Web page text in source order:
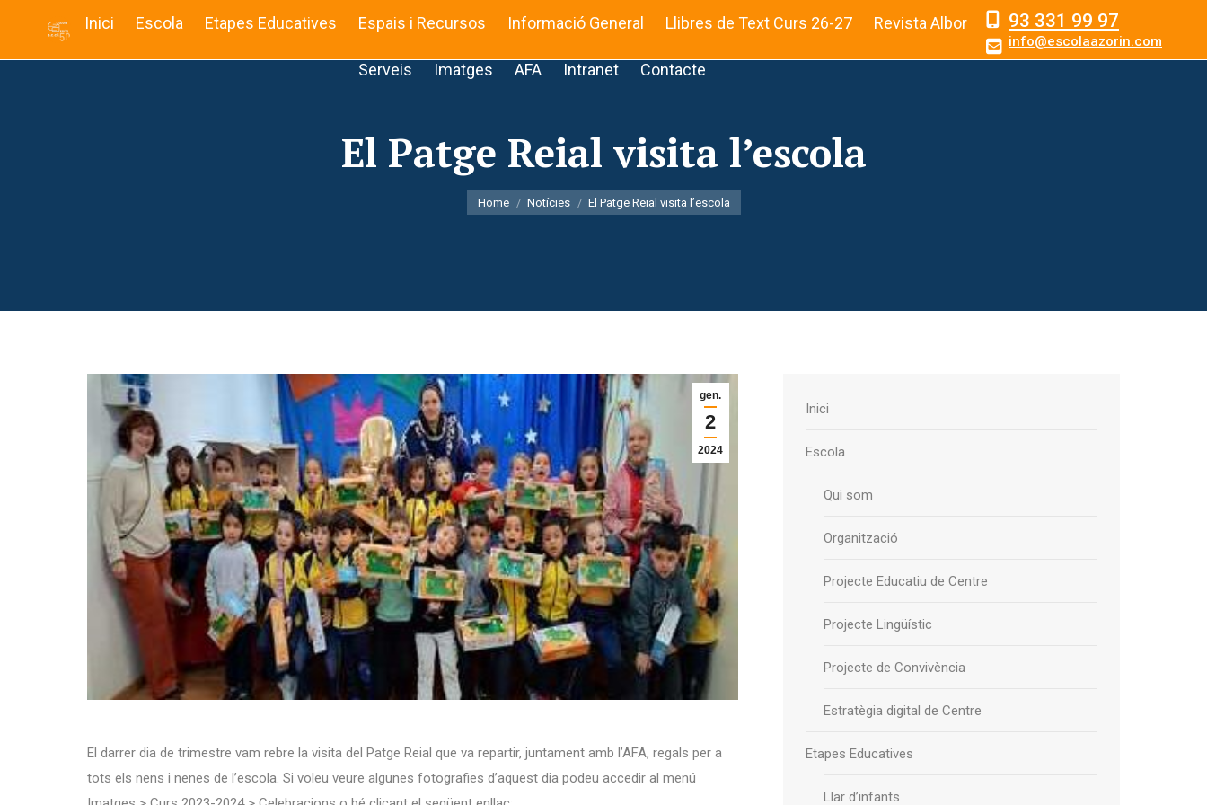
Inici Escola Etapes Educatives Espais i Recursos Informació General Llibres de Text Curs 26-27 Revista Albor
Serveis Imatges AFA Intranet Contacte
93 331 99 97
info@escolaazorin.com
El Patge Reial visita l’escola
You are here:
Home Notícies El Patge Reial visita l’escola
gen.
2
2024
El darrer dia de trimestre vam rebre la visita del Patge Reial que va repartir, juntament amb l’AFA, regals per a
tots els nens i nenes de l’escola. Si voleu veure algunes fotografies d’aquest dia podeu accedir al menú
Inici
Escola
Qui som
Organització
Projecte Educatiu de Centre
Projecte Lingüístic
Projecte de Convivència
Estratègia digital de Centre
Etapes Educatives
Llar d’infants